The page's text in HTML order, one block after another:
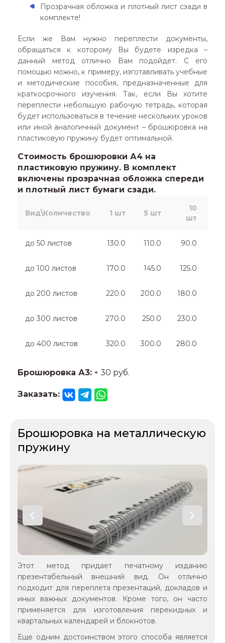
Прозрачная обложка и плотный лист сзади в
комплекте!
Если же Вам нужно переплести документы,
обращаться к которому Вы будете изредка –
данный метод отлично Вам подойдет. С его
помощью можно, к примеру, изготавливать учебные
и методические пособия, предназначенные для
краткосрочного изучения. Так, если Вы хотите
переплести небольшую рабочую тетрадь, которая
будет использоваться в течение нескольких уроков
или иной аналогичный документ – брошюровка на
пластиковую пружину будет оптимальной.
Стоимость брошюровки А4 на
пластиковую пружину. В комплект
включены прозрачная обложка спереди
и плотный лист бумаги сзади.
Вид\Количество 1 шт 5 шт
10
шт
до 50 листов 130.0 110.0 90.0
до 100 листов 170.0 145.0 125.0
до 200 листов 220.0 200.0 180.0
до 300 листов 270.0 250.0 230.0
до 400 листов 320.0 300.0 280.0
Брошюровка А3: + 30 руб.
Заказать:
Брошюровка на металлическую
пружину
Этот метод придает печатному изданию
презентабельный внешний вид. Он отлично
подходит для переплета презентаций, докладов и
иных важных документов. Кроме того, он часто
применяется для изготовления перекидных и
квартальных календарей и блокнотов.
Еще одним достоинством этого способа является